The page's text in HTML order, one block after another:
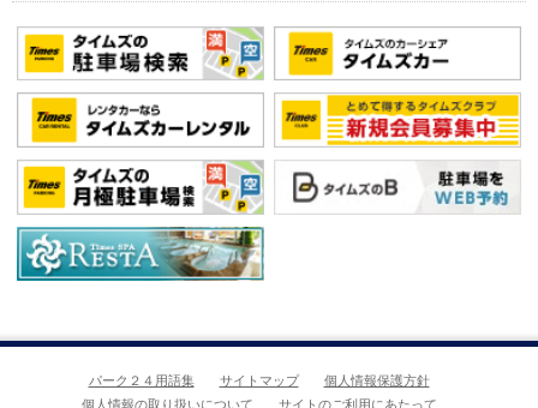
パーク２４用語集 サイトマップ
個人情報保護方針
個人情報の取り扱いについて
サイトのご利用にあたって